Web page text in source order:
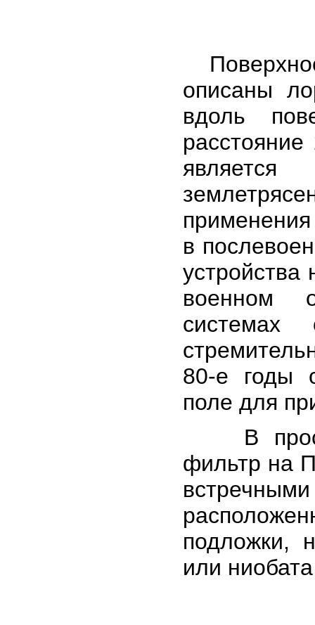
описаны
вдоль
в
военном
системах
80-е годы
поле для
В
фильтр на
подложки,
или